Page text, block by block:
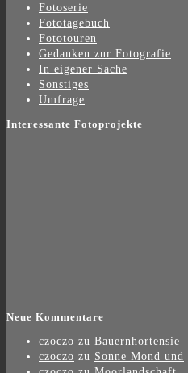
Fotoserie
Fototagebuch
Fototouren
Gedanken zur Fotografie
In eigener Sache
Sonstiges
Umfrage
Interessante Fotoprojekte
Neue Kommentare
czoczo zu Bauernhortensie
czoczo zu Sonne Mond und